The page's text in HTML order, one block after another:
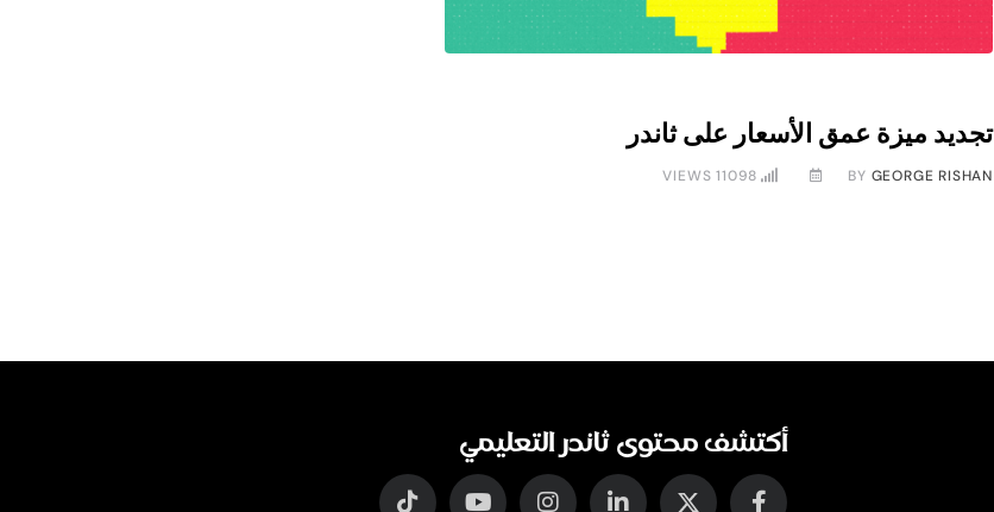
تجديد ميزة عمق الأسعار على ثاندر
BY GEORGE RISHAN
11098
VIEWS
أكتشف محتوى ثاندر التعليمي